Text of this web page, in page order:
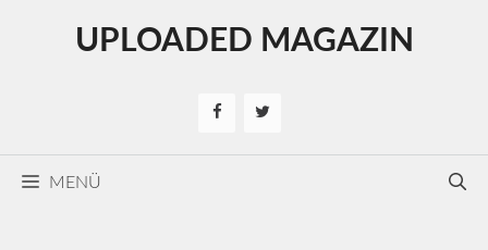
UPLOADED MAGAZIN
MENÜ